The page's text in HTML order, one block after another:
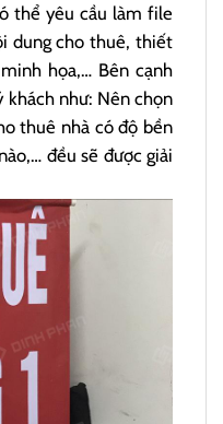
thể yêu cầu làm file
dung cho thuê, thiết
họa,… Bên cạnh
khách như: Nên chọn
thuê nhà có độ bền
đều sẽ được giải